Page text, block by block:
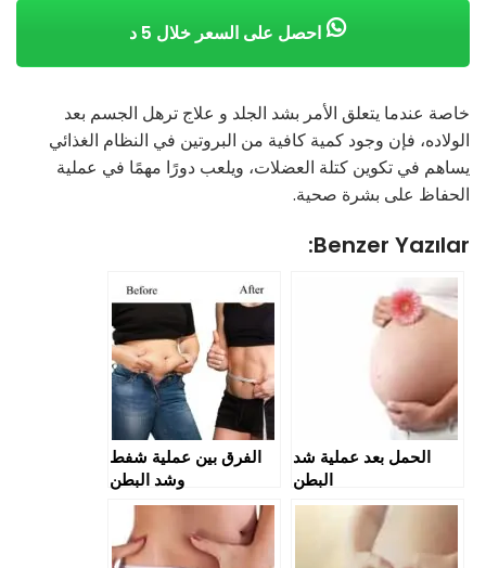
احصل على السعر خلال 5 د
خاصة عندما يتعلق الأمر بشد الجلد و علاج ترهل الجسم بعد
الولاده، فإن وجود كمية كافية من البروتين في النظام الغذائي
يساهم في تكوين كتلة العضلات، ويلعب دورًا مهمًا في عملية
الحفاظ على بشرة صحية.
Benzer Yazılar:
الحمل بعد عملية شد
البطن
الفرق بين عملية شفط
وشد البطن